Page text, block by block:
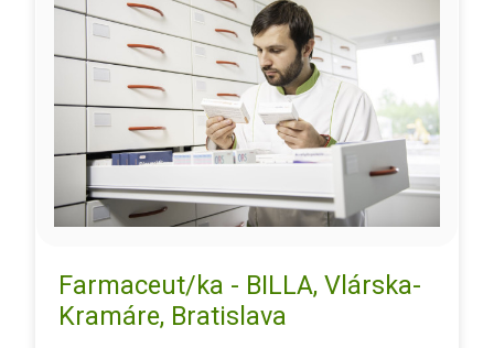
Farmaceut/ka - BILLA, Vlárska-
Kramáre, Bratislava